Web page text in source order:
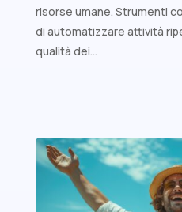
risorse umane. Strumenti
di automatizzare attività
qualità dei...